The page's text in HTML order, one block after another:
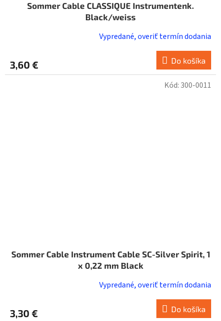
Sommer Cable CLASSIQUE Instrumentenk.
Black/weiss
Vypredané, overiť termín dodania
3,60 € Do košíka
Sommer Cable Instrument Cable SC-Silver Spirit, 1
x 0,22 mm Black
Vypredané, overiť termín dodania
3,30 € Do košíka
Kód: 300-0011